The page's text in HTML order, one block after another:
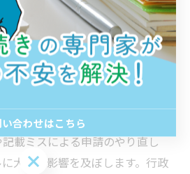
、書類作成や保健所との調整な
生します。行政書士に依頼する
経験に基づくサポートが受けら
して手続きを進めることができ
載ミスによる申請のやり直し
大きな影響を及ぼします。行政
い合わせはこちら
合わせはこちら